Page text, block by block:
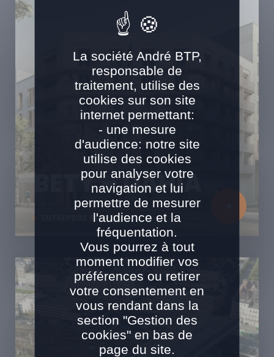
ENTREPRISE GÉNÉRALE
BETY – DAHIA
La société André BTP,
responsable de
traitement, utilise des
cookies sur son site
internet permettant:
- une mesure
d'audience: notre site
utilise des cookies
pour analyser votre
navigation et lui
permettre de mesurer
l'audience et la
fréquentation.
Vous pourrez à tout
moment modifier vos
préférences ou retirer
votre consentement en
vous rendant dans la
section "Gestion des
cookies" en bas de
page du site.